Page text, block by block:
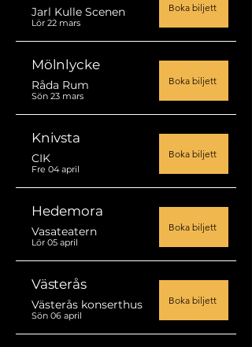
Jarl Kulle Scenen
Lör 22 mars
Boka biljett
Mölnlycke
Råda Rum
Sön 23 mars
Boka biljett
Knivsta
CIK
Fre 04 april
Boka biljett
Hedemora
Vasateatern
Lör 05 april
Boka biljett
Västerås
Västerås konserthus
Sön 06 april
Boka biljett